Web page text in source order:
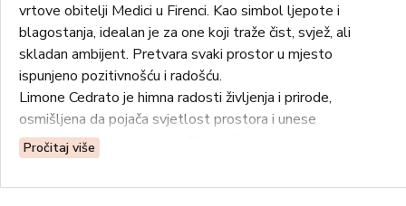
vrtove obitelji Medici u Firenci. Kao simbol ljepote i
blagostanja, idealan je za one koji traže čist, svjež, ali
skladan ambijent. Pretvara svaki prostor u mjesto
ispunjeno pozitivnošću i radošću.
Limone Cedrato je himna radosti življenja i prirode,
osmišljena da pojača svjetlost prostora i unese
svakodnevno blagostanje. Podsjeća na bujni i
bezvremenski šarm Medici vrtova. Ovdje se ovo
dragocjeno citruso voće uzgaja od renesanse kako bi se
Pročitaj više